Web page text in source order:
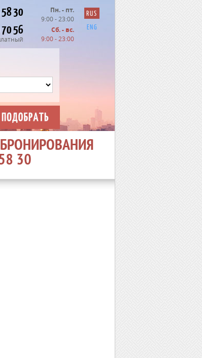
30
56
Пн. - пт.
9:00 - 23:00
Сб. - вс.
9:00 - 23:00
RUS
ENG
30